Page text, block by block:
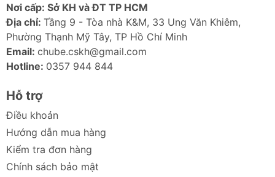
Nơi cấp: Sở KH và ĐT TP HCM
Địa chỉ: Tầng 9 - Tòa nhà K&M, 33 Ung Văn Khiêm,
Phường Thạnh Mỹ Tây, TP Hồ Chí Minh
Email: chube.cskh@gmail.com
Hotline: 0357 944 844
Hỗ trợ
Điều khoản
Hướng dẫn mua hàng
Kiểm tra đơn hàng
Chính sách bảo mật